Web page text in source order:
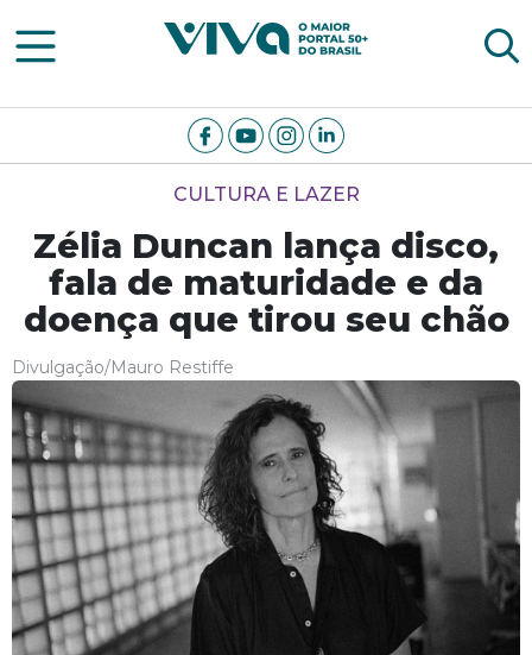
Viva Notícias
CULTURA E LAZER
Zélia Duncan lança disco,
fala de maturidade e da
doença que tirou seu chão
Divulgação/Mauro Restiffe